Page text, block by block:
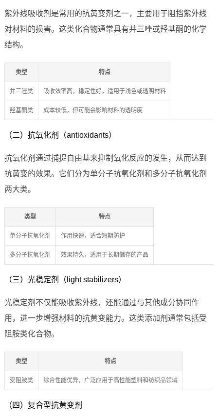
紫外线吸收剂是常用的抗黄变剂之一，主要用于阻挡紫外线
对材料的损害。这类化合物通常具有并三唑或羟基酮的化学
结构。
类型 特点
并三唑类 吸收效率高，稳定性好，适用于浅色或透明材料
羟基酮类 成本较低，但可能会影响材料的透明度
（二）抗氧化剂（antioxidants）
抗氧化剂通过捕捉自由基来抑制氧化反应的发生，从而达到
抗黄变的效果。它们分为单分子抗氧化剂和多分子抗氧化剂
两大类。
类型 特点
单分子抗氧化剂 作用快速，适合短期防护
多分子抗氧化剂 效果持久，适用于长期储存的产品
（三）光稳定剂（light stabilizers）
光稳定剂不仅能吸收紫外线，还能通过与其他成分协同作
用，进一步增强材料的抗黄变能力。这类添加剂通常包括受
阻胺类化合物。
类型 特点
受阻胺类 综合性能优异，广泛应用于高性能塑料和纺织品领域
（四）复合型抗黄变剂